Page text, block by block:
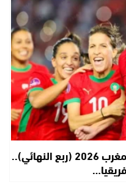
كأس أمم إفريقيا للسيدات – المغرب 2026 (ربع النهائي)..